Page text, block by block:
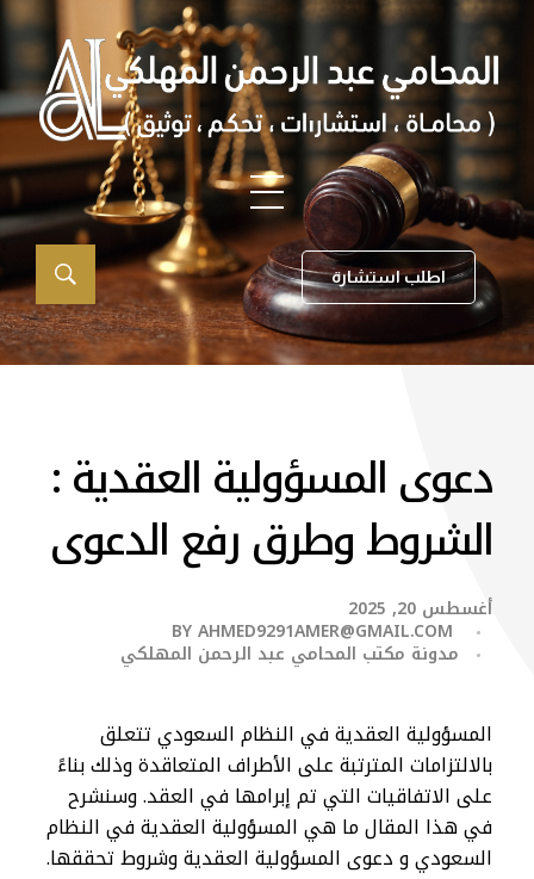
اطلب استشارة
دعوى المسؤولية العقدية :
الشروط وطرق رفع الدعوى
أغسطس 20, 2025
BYAHMED9291AMER@GMAIL.COM
مدونة مكتب المحامي عبد الرحمن المهلكي
المسؤولية العقدية في النظام السعودي تتعلق
بالالتزامات المترتبة على الأطراف المتعاقدة وذلك بناءً
على الاتفاقيات التي تم إبرامها في العقد. وسنشرح
في هذا المقال ما هي المسؤولية العقدية في النظام
السعودي و دعوى المسؤولية العقدية وشروط تحققها.